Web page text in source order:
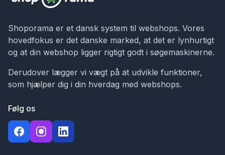
Shoporama er et dansk system til webshops. Vores
hovedfokus er det danske marked, at det er lynhurtigt
og at din webshop ligger rigtigt godt i søgemaskinerne.
Derudover lægger vi vægt på at udvikle funktioner,
som hjælper dig i din hverdag med webshops.
Følg os